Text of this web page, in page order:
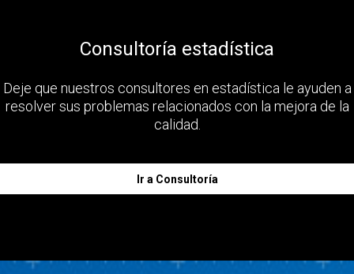
Consultoría estadística
Deje que nuestros consultores en estadística le ayuden a
resolver sus problemas relacionados con la mejora de la
calidad.
Ir a Consultoría